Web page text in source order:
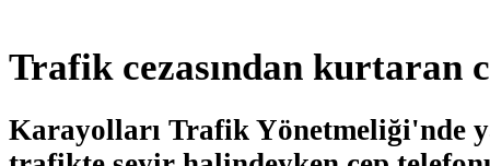
Trafik cezasından kurtaran
Karayolları Trafik Yönetmeliği'nde